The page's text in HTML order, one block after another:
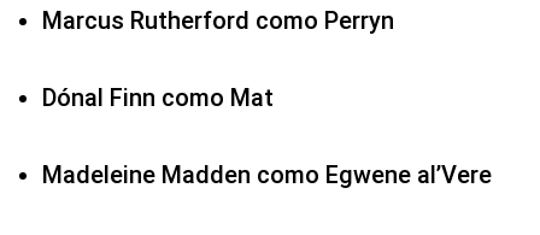
Marcus Rutherford como Perryn
Dónal Finn como Mat
Madeleine Madden como Egwene al’Vere